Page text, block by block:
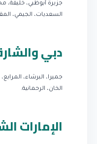
جزيرة أبوظبي، خليفة،
السعديات، الجيمي،
دبي
جميرا، البرشاء،
الخان، الرحمانية.
الإمارات